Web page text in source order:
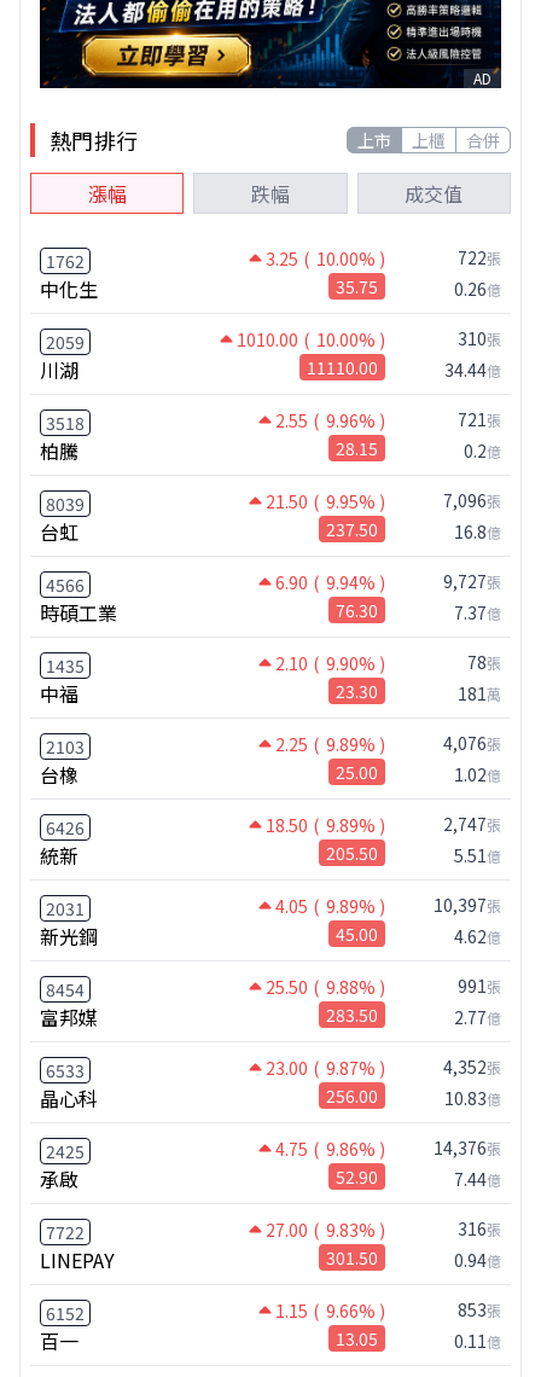
AD
熱門排行 上市 上櫃 合併
漲幅 跌幅 成交值
1762 3.25 ( 10.00% )
中化生 35.75
722張
0.26億
2059 1010.00 ( 10.00% )
川湖 11110.00
310張
34.44億
3518 2.55 ( 9.96% )
柏騰 28.15
721張
0.2億
8039 21.50 ( 9.95% )
台虹 237.50
7,096張
16.8億
4566 6.90 ( 9.94% )
時碩工業 76.30
9,727張
7.37億
1435 2.10 ( 9.90% )
中福 23.30
78張
181萬
2103 2.25 ( 9.89% )
台橡 25.00
4,076張
1.02億
6426 18.50 ( 9.89% )
統新 205.50
2,747張
5.51億
2031 4.05 ( 9.89% )
新光鋼 45.00
10,397張
4.62億
8454 25.50 ( 9.88% )
富邦媒 283.50
991張
2.77億
6533 23.00 ( 9.87% )
晶心科 256.00
4,352張
10.83億
2425 4.75 ( 9.86% )
承啟 52.90
14,376張
7.44億
7722 27.00 ( 9.83% )
LINEPAY 301.50
316張
0.94億
6152 1.15 ( 9.66% )
百一 13.05
853張
0.11億